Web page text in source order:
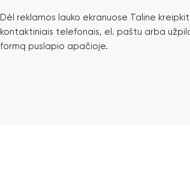
Dėl reklamos lauko ekranuose Taline
kontaktiniais telefonais, el. paštu arba
formą puslapio apačioje.